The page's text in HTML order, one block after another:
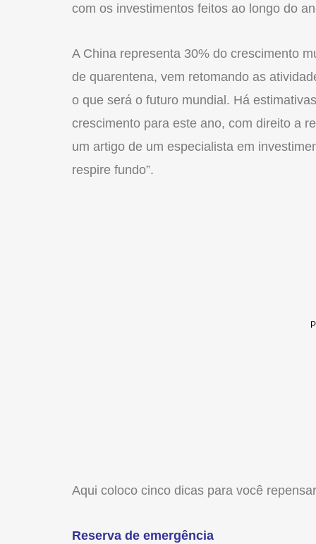
com os investimentos feitos ao longo do
A China representa 30% do crescimento
de quarentena, vem retomando as
o que será o futuro mundial. Há
crescimento para este ano, com direito a
um artigo de um especialista em
respire fundo”.
Aqui coloco cinco dicas para você
Reserva de emergência